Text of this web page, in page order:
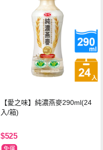
【愛之味】純濃燕麥290ml(24
入/箱)
$525